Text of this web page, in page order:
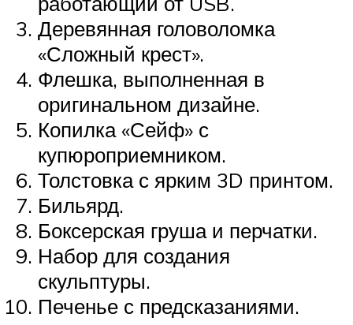
Деревянная головоломка
«Сложный крест».
Флешка, выполненная в
оригинальном дизайне.
Копилка «Сейф» с
купюроприемником.
Толстовка с ярким 3D принтом.
Бильярд.
Боксерская груша и перчатки.
Набор для создания
скульптуры.
Печенье с предсказаниями.